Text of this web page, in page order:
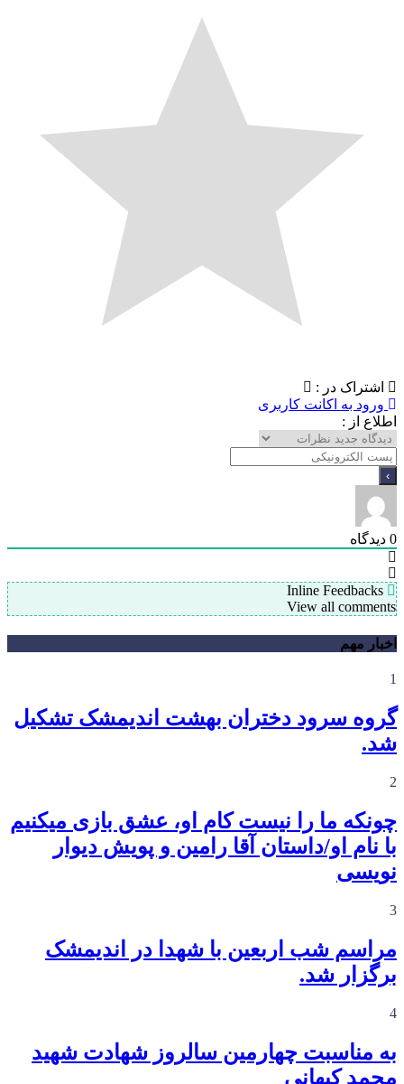
اشتراک در :
ورود به اکانت کاربری
اطلاع از :
0 دیدگاه
View all comments
اخبار مهم
1
گروه سرود دختران بهشت اندیمشک تشکیل
شد.
2
چونکه ما را نیست کام او، عشق بازی میکنیم
با نام او/داستان آقا رامین و پویش دیوار
نویسی
3
مراسم شب اربعین با شهدا در اندیمشک
برگزار شد.
4
به مناسبت چهارمین سالروز شهادت شهید
محمد کیهانی